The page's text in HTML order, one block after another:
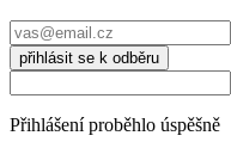
přihlásit se k odběru
Přihlášení proběhlo úspěšně